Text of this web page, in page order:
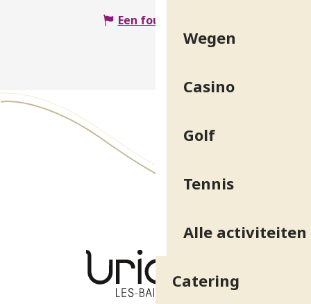
Wegen
Casino
Golf
Tennis
Alle activiteiten
Catering
Een fout melden